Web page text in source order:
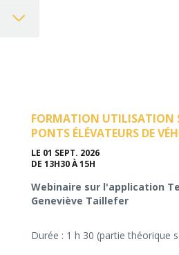
FORMATION UTILISATION
PONTS ÉLÉVATEURS DE
LE 01 SEPT. 2026
DE 13H30 À 15H
Webinaire sur l'application
Geneviève Taillefer
Durée : 1 h 30 (partie théorique